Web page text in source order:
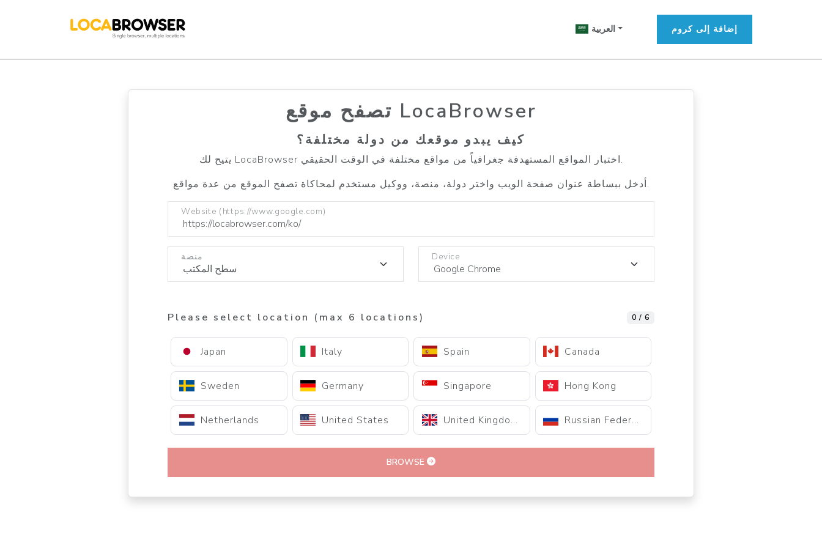
العربية إضافة إلى كروم
تصفح موقع LocaBrowser
كيف يبدو موقعك من دولة مختلفة؟
يتيح لك LocaBrowser اختبار المواقع المستهدفة جغرافياً من مواقع مختلفة في الوقت الحقيقي.
أدخل ببساطة عنوان صفحة الويب واختر دولة، منصة، ووكيل مستخدم لمحاكاة تصفح الموقع من عدة مواقع.
Website (https://www.google.com)
منصة Device
Please select location (max 6 locations) 0 / 6
Japan Italy Spain Canada
Sweden Germany Singapore Hong Kong
Netherlands United States United Kingdom Russian Federation
BROWSE